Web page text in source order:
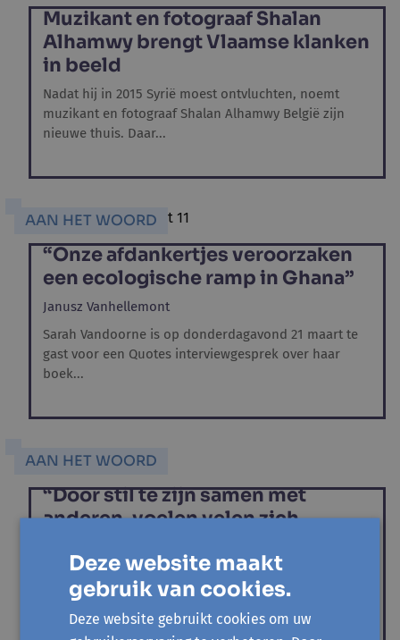
Muzikant en fotograaf Shalan
Alhamwy brengt Vlaamse klanken
in beeld
Nadat hij in 2015 Syrië moest ontvluchten, noemt
muzikant en fotograaf Shalan Alhamwy België zijn
nieuwe thuis. Daar...
AAN HET WOORD
“Onze afdankertjes veroorzaken
een ecologische ramp in Ghana”
Janusz Vanhellemont
Sarah Vandoorne is op donderdagavond 21 maart te
gast voor een Quotes interviewgesprek over haar
boek...
AAN HET WOORD
“Door stil te zijn samen met
anderen, voelen velen zich
Tim Deschaumes
Stilte in de stad is een schaars goed. Ik besef het weer
ten volle op weg naar het Krookcafé, opboksend
Deze website maakt
gebruik van cookies.
Deze website gebruikt cookies om uw